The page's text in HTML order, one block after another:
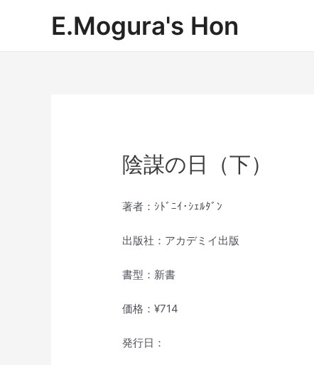
E.Mogura's Hon
陰謀の日（下）
著者：ｼﾄﾞﾆｲ･ｼｪﾙﾀﾞﾝ
出版社：アカデミイ出版
書型：新書
価格：¥714
発行日：